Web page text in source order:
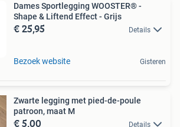
Dames Sportlegging WOOSTER® -
Shape & Liftend Effect - Grijs
€ 25,95 Details
Bezoek website Gisteren
Zwarte legging met pied-de-poule
patroon, maat M
€ 5,00 Details